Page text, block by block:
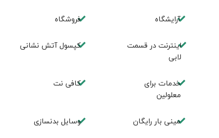
آرایشگاه فروشگاه
اینترنت در قسمت
لابی
کپسول آتش نشانی
خدمات برای
معلولین
کافی نت
مینی بار رایگان وسایل بدنسازی